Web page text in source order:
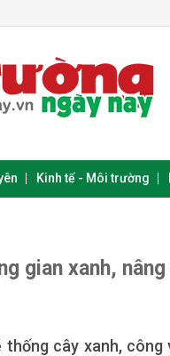
Kinh tế - Môi trường
gian xanh,
cây xanh,